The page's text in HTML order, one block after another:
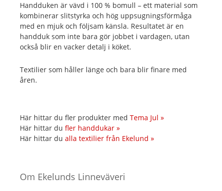
Handduken är vävd i 100 % bomull – ett material som
kombinerar slitstyrka och hög uppsugningsförmåga
med en mjuk och följsam känsla. Resultatet är en
handduk som inte bara gör jobbet i vardagen, utan
också blir en vacker detalj i köket.
Textilier som håller länge och bara blir finare med
åren.
Här hittar du fler produkter med Tema Jul »
Här hittar du fler handdukar »
Här hittar du alla textilier från Ekelund »
Om Ekelunds Linneväveri